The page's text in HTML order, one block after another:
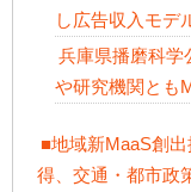
し広告収入モデ
兵庫県播磨科学
や研究機関とも
■地域新MaaS創
得、交通・都市政